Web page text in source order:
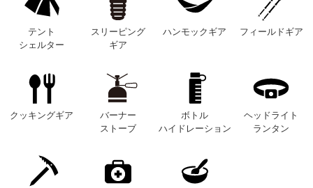
テント
シェルター
スリーピング
ギア
ハンモックギア フィールドギア
クッキングギア
バーナー
ストーブ
ボトル
ハイドレーション
ヘッドライト
ランタン